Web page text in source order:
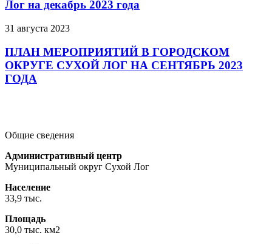
Лог на декабрь 2023 года
31 августа 2023
ПЛАН МЕРОПРИЯТИЙ В ГОРОДСКОМ
ОКРУГЕ СУХОЙ ЛОГ НА СЕНТЯБРЬ 2023
ГОДА
Общие сведения
Административный центр
Муниципальный округ Сухой Лог
Население
33,9 тыс.
Площадь
30,0 тыс. км2